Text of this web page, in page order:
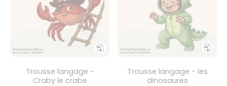
Trousse langage -
Craby le crabe
Trousse langage - les
dinosaures